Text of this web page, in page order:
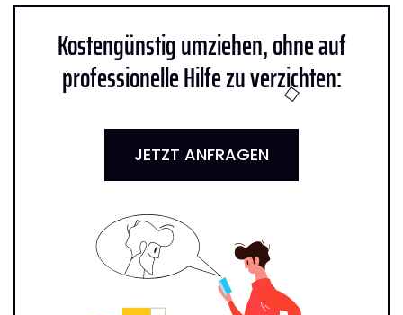
Kostengünstig umziehen, ohne auf
professionelle Hilfe zu verzichten:
JETZT ANFRAGEN